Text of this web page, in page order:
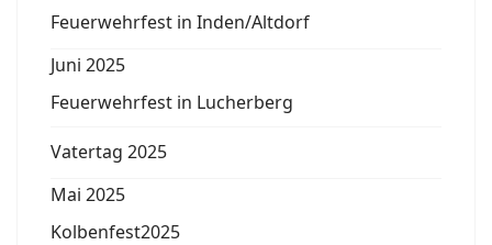
Feuerwehrfest in Inden/Altdorf
Juni 2025
Feuerwehrfest in Lucherberg
Vatertag 2025
Mai 2025
Kolbenfest2025